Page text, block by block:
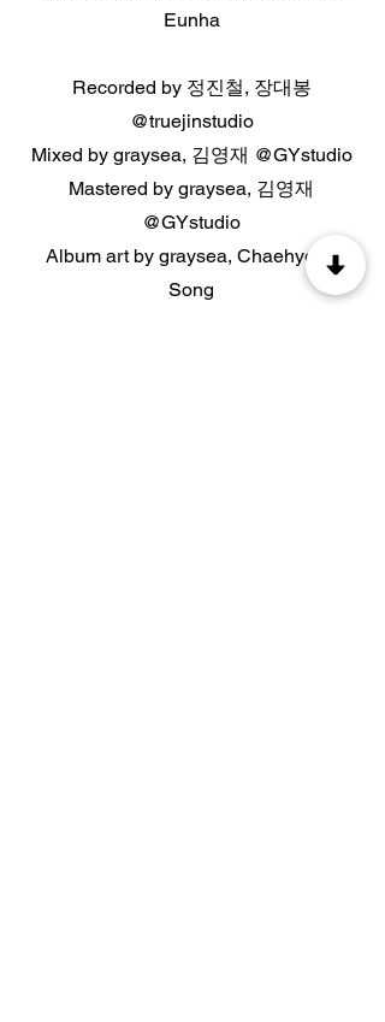
Eunha
Recorded by 정진철, 장대봉
@truejinstudio
Mixed by graysea, 김영재 @GYstudio
Mastered by graysea, 김영재
@GYstudio
Album art by graysea, Chaehyeon
Song